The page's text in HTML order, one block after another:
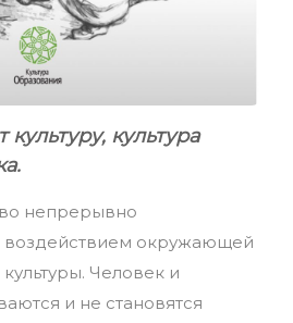
культуру, культура
непрерывно
окружающей
Человек и
и не становятся